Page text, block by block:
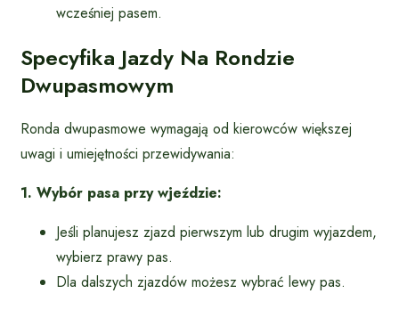
wcześniej pasem.
Specyfika Jazdy Na Rondzie
Dwupasmowym
Ronda dwupasmowe wymagają od kierowców większej
uwagi i umiejętności przewidywania:
1. Wybór pasa przy wjeździe:
Jeśli planujesz zjazd pierwszym lub drugim wyjazdem,
wybierz prawy pas.
Dla dalszych zjazdów możesz wybrać lewy pas.